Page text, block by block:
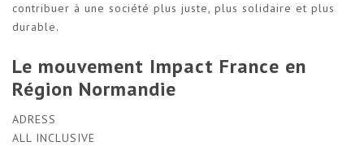
contribuer à une société plus juste, plus solidaire et plus
durable.
Le mouvement Impact France en
Région Normandie
ADRESS
ALL INCLUSIVE